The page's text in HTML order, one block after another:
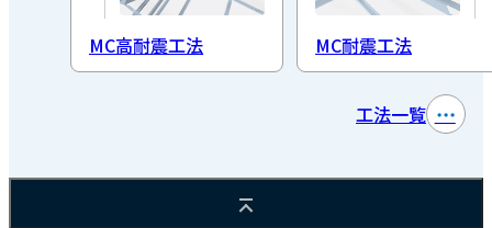
MC高耐震工法 MC耐震工法
工法一覧